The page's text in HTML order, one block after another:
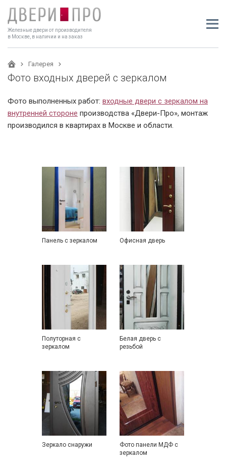
Железные двери от производителя
в Москве, в наличии и на заказ
Галерея
Фото входных дверей с зеркалом
Фото выполненных работ: входные двери с зеркалом на
внутренней стороне производства «Двери-Про», монтаж
производился в квартирах в Москве и области.
Панель с зеркалом Офисная дверь
Полуторная с
зеркалом
Белая дверь с
резьбой
Зеркало снаружи
Фото панели МДФ с
зеркалом